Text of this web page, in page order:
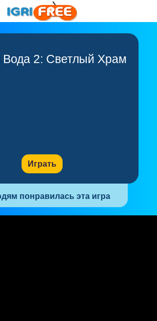
Вода 2: Светлый Храм
Играть
понравилась эта игра